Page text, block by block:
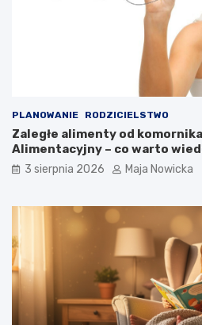
PLANOWANIE RODZICIELSTWO
Zaległe alimenty od
Alimentacyjny – co warto
3 sierpnia 2026 Maja Nowicka